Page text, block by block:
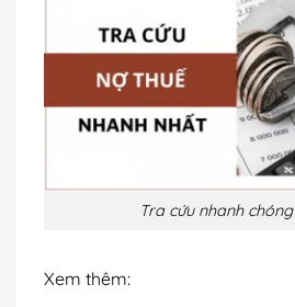
Tra cứu nhanh
Xem thêm: